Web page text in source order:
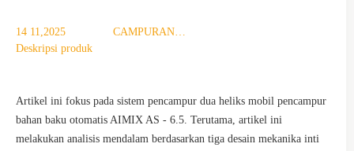
14 11,2025
CAMPURAN
Deskripsi produk
Artikel ini fokus pada sistem pencampur dua heliks mobil pencampur
bahan baku otomatis AIMIX AS - 6.5. Terutama, artikel ini
melakukan analisis mendalam berdasarkan tiga desain mekanika inti